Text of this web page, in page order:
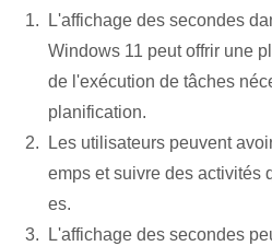
L'affichage des secondes
Windows 11 peut offrir une
de l'exécution de tâches
planification.
Les utilisateurs peuvent
emps⁤ et ⁤suivre des ‍activités
es.
L'affichage des secondes